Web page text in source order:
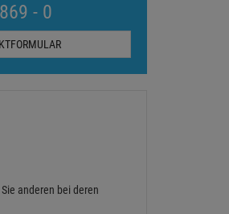
- 0
anderen bei deren